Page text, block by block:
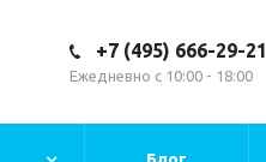
+7 (495) 666-29-21
Ежедневно с 10:00 - 18:00